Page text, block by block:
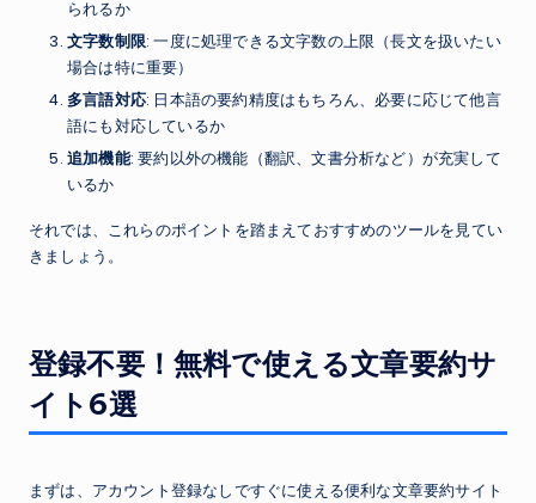
られるか
文字数制限: 一度に処理できる文字数の上限（長文を扱いたい
場合は特に重要）
多言語対応: 日本語の要約精度はもちろん、必要に応じて他言
語にも対応しているか
追加機能: 要約以外の機能（翻訳、文書分析など）が充実して
いるか
それでは、これらのポイントを踏まえておすすめのツールを見てい
きましょう。
登録不要！無料で使える文章要約サ
イト6選
まずは、アカウント登録なしですぐに使える便利な文章要約サイト